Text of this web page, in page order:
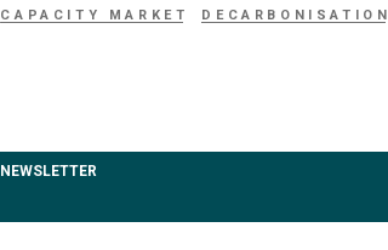
CAPACITY MARKET DECARBONISATION
NEWSLETTER